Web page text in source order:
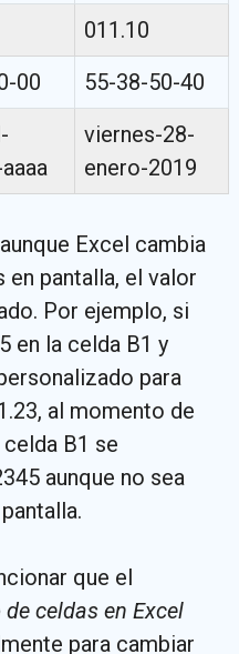
011.10
00 55-38-50-40
viernes-28-
enero-2019
Excel cambia
pantalla, el valor
Por ejemplo, si
en la celda B1 y
para
al momento de
B1 se
aunque no sea
que el
celdas en Excel
para cambiar